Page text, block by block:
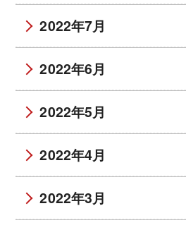
2022年7月
2022年6月
2022年5月
2022年4月
2022年3月